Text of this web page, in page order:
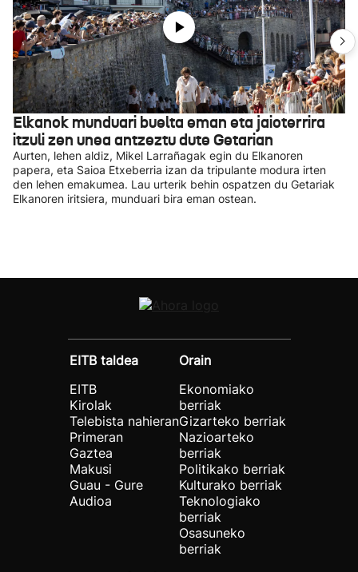
Elkanok munduari buelta eman eta jaioterrira
itzuli zen unea antzeztu dute Getarian
Aurten, lehen aldiz, Mikel Larrañagak egin du Elkanoren
papera, eta Saioa Etxeberria izan da tripulante modura irten
den lehen emakumea. Lau urterik behin ospatzen du Getariak
Elkanoren iritsiera, munduari bira eman ostean.
EITB taldea
EITB
Kirolak
Telebista nahieran
Primeran
Gaztea
Makusi
Guau - Gure
Audioa
Orain
Ekonomiako
berriak
Gizarteko berriak
Nazioarteko
berriak
Politikako berriak
Kulturako berriak
Teknologiako
berriak
Osasuneko
berriak